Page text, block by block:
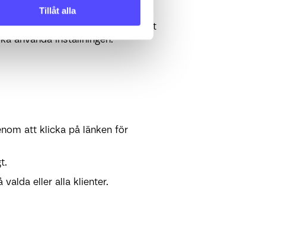
Tillåt alla
har åtkomst till vilka klienter.
används partnerlistan som ett
använda inställningen.
att klicka på länken för
eller alla klienter.